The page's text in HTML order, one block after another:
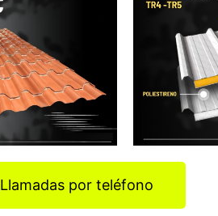
Llamadas por teléfono